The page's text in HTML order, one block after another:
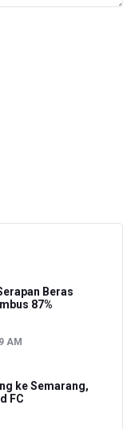
Beras
87%
AM
ke Semarang,
FC